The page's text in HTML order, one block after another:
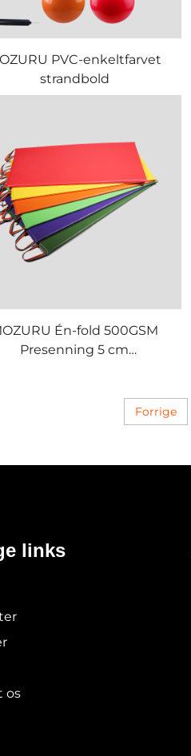
PVC-enkeltfarvet
strandbold
Én-fold 500GSM
Presenning 5 cm
Forrige
links
os